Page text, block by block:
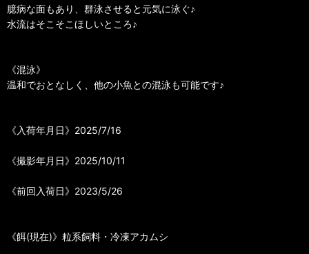
臆病な面もあり、群泳させると元気に泳ぐ♪
水流はそこそこほしいところ♪
《混泳》
温和でおとなしく、他の小魚との混泳も可能です♪
《入荷年月日》2025/7/16
《撮影年月日》2025/10/11
《前回入荷日》2023/5/26
《餌(現在)》粒系飼料・冷凍アカムシ